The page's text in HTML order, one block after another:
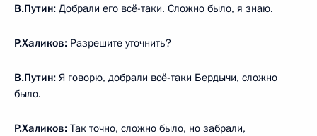
В.Путин: Добрали его всё-таки. Сложно было, я знаю.
Р.Халиков: Разрешите уточнить?
В.Путин: Я говорю, добрали всё-таки Бердычи, сложно
было.
Р.Халиков: Так точно, сложно было, но забрали,